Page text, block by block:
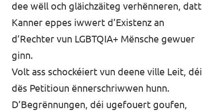
dee wëll och gläichzäiteg verhënneren, datt
Kanner eppes iwwert d’Existenz an
d’Rechter vun LGBTQIA+ Mënsche gewuer
ginn.
Volt ass schockéiert vun deene ville Leit, déi
dës Petitioun ënnerschriwwen hunn.
D’Begrënnungen, déi ugefouert goufen,